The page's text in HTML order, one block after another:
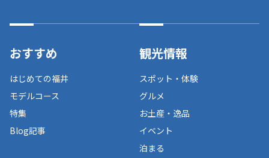
おすすめ
はじめての福井
モデルコース
特集
Blog記事
観光情報
スポット・体験
グルメ
お土産・逸品
イベント
泊まる